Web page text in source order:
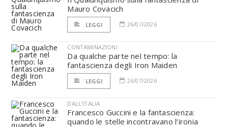
Mauro Covacich
LEGGI 26/07/2026
CONTAMINAZIONI
Da qualche parte nel tempo: la
fantascienza degli Iron Maiden
LEGGI 26/07/2026
DALL'ITALIA
Francesco Guccini e la fantascienza:
quando le stelle incontravano l’ironia